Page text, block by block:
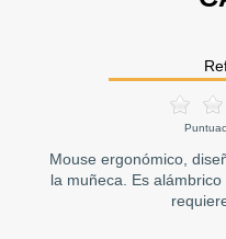
Mouse ergonómico,
la muñeca. Es